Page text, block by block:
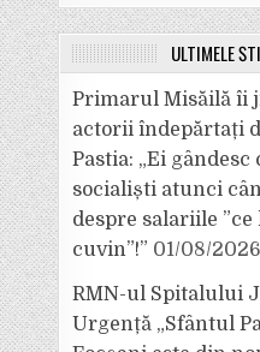
ULTIMELE
Primarul Misăilă îi
actorii îndepărtați
Pastia: „Ei gândesc
socialiști atunci
despre salariile ”ce
cuvin”!” 01/08/2026
RMN-ul Spitalului
Urgență „Sfântul